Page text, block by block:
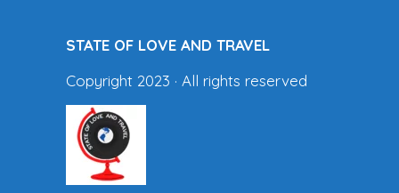
STATE OF LOVE AND TRAVEL
Copyright 2023 · All rights reserved